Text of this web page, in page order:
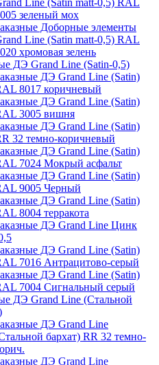
зеленый мох
Доборные элементы
Line (Satin matt-0,5) RAL
хромовая зелень
ДЭ Grand Line (Satin-0,5)
ДЭ Grand Line (Satin)
8017 коричневый
ДЭ Grand Line (Satin)
3005 вишня
ДЭ Grand Line (Satin)
32 темно-коричневый
ДЭ Grand Line (Satin)
7024 Мокрый асфальт
ДЭ Grand Line (Satin)
9005 Черный
ДЭ Grand Line (Satin)
8004 терракота
ДЭ Grand Line Цинк
ДЭ Grand Line (Satin)
7016 Антрацитово-серый
ДЭ Grand Line (Satin)
7004 Сигнальный серый
ДЭ Grand Line (Стальной
ДЭ Grand Line
бархат) RR 32 темно-
ДЭ Grand Line